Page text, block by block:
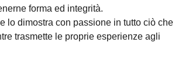
forma ed integrità.
lo dimostra con passione in tutto ciò che
trasmette le proprie esperienze agli